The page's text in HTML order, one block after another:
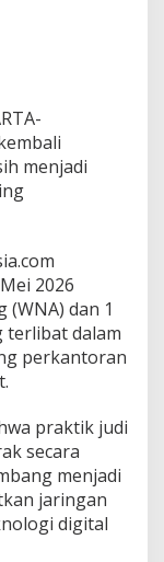
menjadi
2026
dan 1
terlibat dalam
perkantoran
praktik judi
secara
menjadi
jaringan
digital